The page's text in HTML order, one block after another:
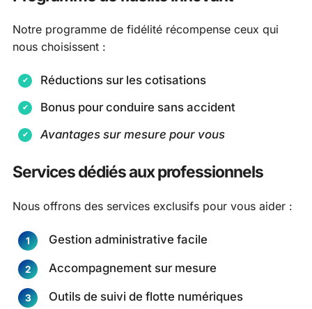
Notre programme de fidélité récompense ceux qui
nous choisissent :
Réductions sur les cotisations
Bonus pour conduire sans accident
Avantages sur mesure pour vous
Services dédiés aux professionnels
Nous offrons des services exclusifs pour vous aider :
Gestion administrative facile
Accompagnement sur mesure
Outils de suivi de flotte numériques